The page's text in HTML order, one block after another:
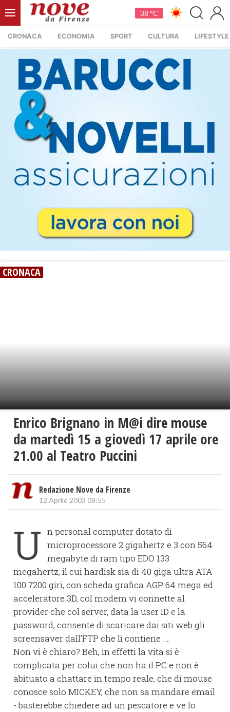
38 °C
CRONACA ECONOMIA SPORT CULTURA LIFESTYLE
CRONACA
Enrico Brignano in M@i dire mouse
da martedì 15 a giovedì 17 aprile ore
21.00 al Teatro Puccini
Redazione Nove da Firenze
12 Aprile 2003 08:55
U n personal computer dotato di
microprocessore 2 gigahertz e 3 con 564
megabyte di ram tipo EDO 133
megahertz, il cui hardisk sia di 40 giga ultra ATA
100 7200 giri, con scheda grafica AGP 64 mega ed
acceleratore 3D, col modem vi connette al
provider che col server, data la user ID e la
password, consente di scaricare dai siti web gli
screensaver dall’FTP che li contiene ….
Non vi è chiaro? Beh, in effetti la vita si è
complicata per colui che non ha il PC e non è
abituato a chattare in tempo reale, che di mouse
conosce solo MICKEY, che non sa mandare email
- basterebbe chiedere ad un pescatore e ve lo